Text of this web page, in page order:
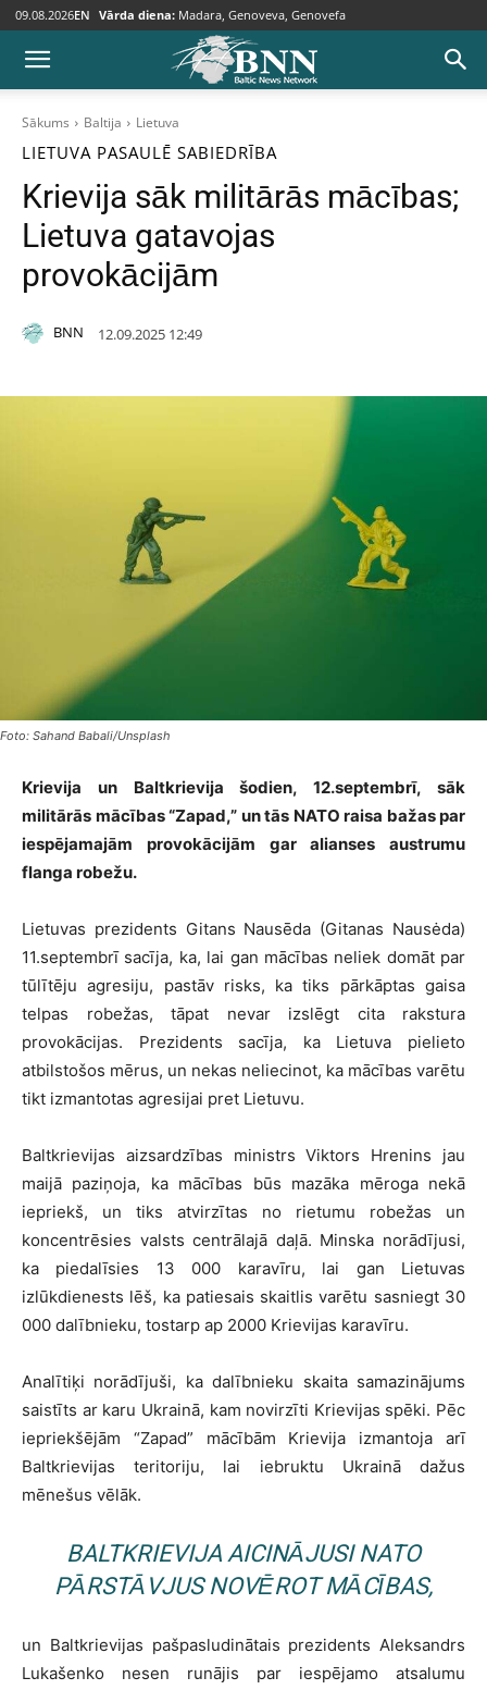
09.08.2026EN Vārda diena: Madara, Genoveva, Genovefa
Sākums Baltija Lietuva
LIETUVA PASAULĒ SABIEDRĪBA
Krievija sāk militārās mācības;
Lietuva gatavojas
provokācijām
BNN 12.09.2025 12:49
Foto: Sahand Babali/Unsplash
Krievija un Baltkrievija šodien, 12.septembrī, sāk
militārās mācības “Zapad,” un tās NATO raisa bažas par
iespējamajām provokācijām gar alianses austrumu
flanga robežu.
Lietuvas prezidents Gitans Nausēda (Gitanas Nausėda)
11.septembrī sacīja, ka, lai gan mācības neliek domāt par
tūlītēju agresiju, pastāv risks, ka tiks pārkāptas gaisa
telpas robežas, tāpat nevar izslēgt cita rakstura
provokācijas. Prezidents sacīja, ka Lietuva pielieto
atbilstošos mērus, un nekas neliecinot, ka mācības varētu
tikt izmantotas agresijai pret Lietuvu.
Baltkrievijas aizsardzības ministrs Viktors Hrenins jau
maijā paziņoja, ka mācības būs mazāka mēroga nekā
iepriekš, un tiks atvirzītas no rietumu robežas un
koncentrēsies valsts centrālajā daļā. Minska norādījusi,
ka piedalīsies 13 000 karavīru, lai gan Lietuvas
izlūkdienests lēš, ka patiesais skaitlis varētu sasniegt 30
000 dalībnieku, tostarp ap 2000 Krievijas karavīru.
Analītiķi norādījuši, ka dalībnieku skaita samazinājums
saistīts ar karu Ukrainā, kam novirzīti Krievijas spēki. Pēc
iepriekšējām “Zapad” mācībām Krievija izmantoja arī
Baltkrievijas teritoriju, lai iebruktu Ukrainā dažus
mēnešus vēlāk.
BALTKRIEVIJA AICINĀJUSI NATO
PĀRSTĀVJUS NOVĒROT MĀCĪBAS,
un Baltkrievijas pašpasludinātais prezidents Aleksandrs
Lukašenko nesen runājis par iespējamo atsalumu